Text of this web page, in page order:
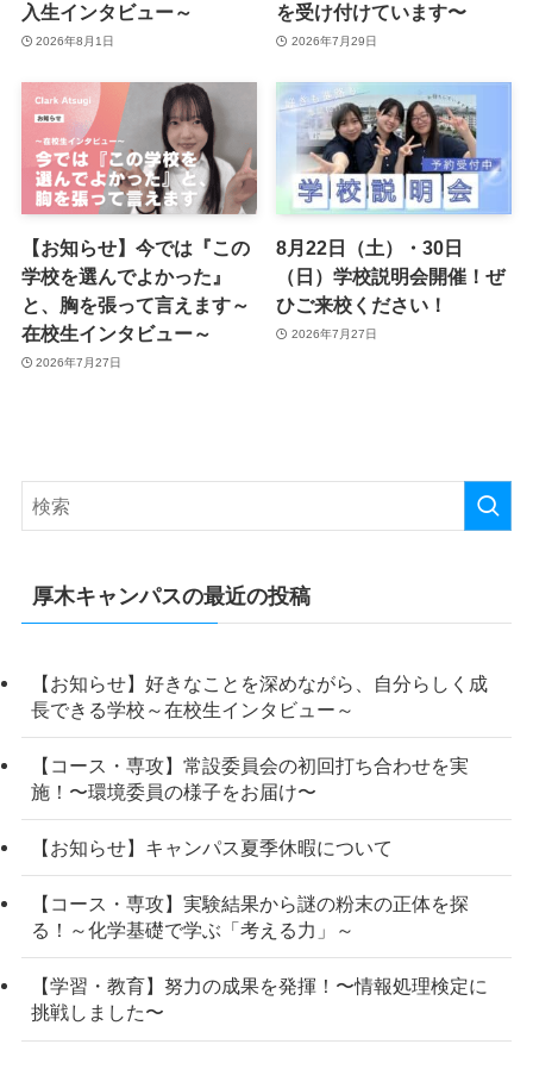
入生インタビュー～
2026年8月1日
を受け付けています〜
2026年7月29日
【お知らせ】今では『この
学校を選んでよかった』
と、胸を張って言えます～
在校生インタビュー～
2026年7月27日
8月22日（土）・30日
（日）学校説明会開催！ぜ
ひご来校ください！
2026年7月27日
厚木キャンパスの最近の投稿
【お知らせ】好きなことを深めながら、自分らしく成
長できる学校～在校生インタビュー～
【コース・専攻】常設委員会の初回打ち合わせを実
施！〜環境委員の様子をお届け〜
【お知らせ】キャンパス夏季休暇について
【コース・専攻】実験結果から謎の粉末の正体を探
る！～化学基礎で学ぶ「考える力」～
【学習・教育】努力の成果を発揮！〜情報処理検定に
挑戦しました〜